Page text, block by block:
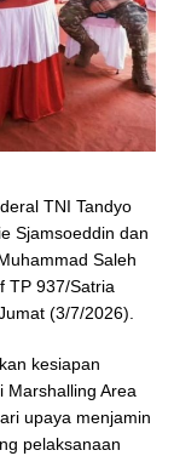
TNI Tandyo
Sjamsoeddin dan
Saleh
TP 937/Satria
(3/7/2026).
kesiapan
Marshalling Area
upaya menjamin
pelaksanaan